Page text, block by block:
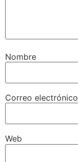
Nombre
Correo electrónico
Web